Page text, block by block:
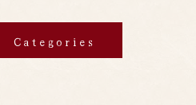
Categories